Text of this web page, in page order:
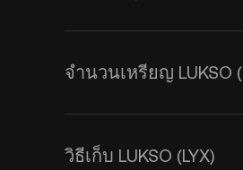
จำนวนเหรียญ LUKSO
วิธีเก็บ LUKSO (LYX)